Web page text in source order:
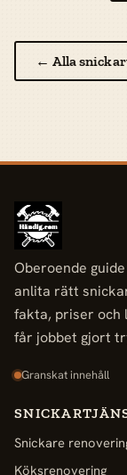
← Alla
Oberoende
anlita rätt
fakta, priser och
får jobbet gjort
Granskat innehåll
Snickare
Köksrenovering